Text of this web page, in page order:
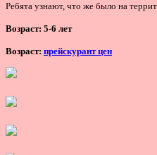
Ребята узнают, что же было на
Возраст: 5-6 лет
Возраст: прейскурант цен